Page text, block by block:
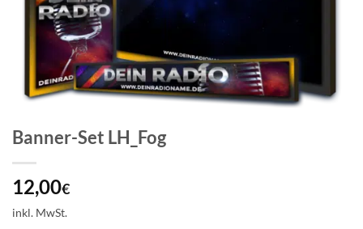
Banner-Set LH_Fog
12,00€
inkl. MwSt.